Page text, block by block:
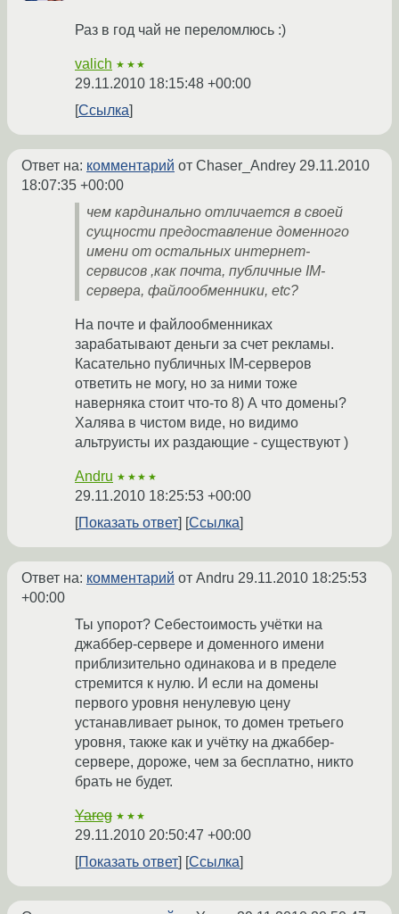
Раз в год чай не переломлюсь :)
valich ★★★
29.11.2010 18:15:48 +00:00
Ссылка
Ответ на: комментарий от Chaser_Andrey 29.11.2010
18:07:35 +00:00
чем кардинально отличается в своей
сущности предоставление доменного
имени от остальных интернет-
сервисов ,как почта, публичные IM-
сервера, файлообменники, etc?
На почте и файлообменниках
зарабатывают деньги за счет рекламы.
Касательно публичных IM-серверов
ответить не могу, но за ними тоже
наверняка стоит что-то 8) А что домены?
Халява в чистом виде, но видимо
альтруисты их раздающие - существуют )
Andru ★★★★
29.11.2010 18:25:53 +00:00
Показать ответ
Ссылка
Ответ на: комментарий от Andru 29.11.2010 18:25:53
+00:00
Ты упорот? Себестоимость учётки на
джаббер-сервере и доменного имени
приблизительно одинакова и в пределе
стремится к нулю. И если на домены
первого уровня ненулевую цену
устанавливает рынок, то домен третьего
уровня, также как и учётку на джаббер-
сервере, дороже, чем за бесплатно, никто
брать не будет.
Yareg ★★★
29.11.2010 20:50:47 +00:00
Показать ответ
Ссылка